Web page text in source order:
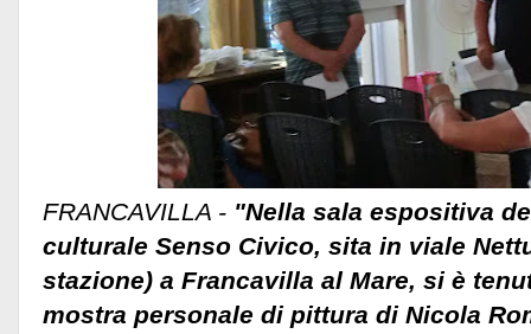
FRANCAVILLA - "Nella sala espositiva
culturale Senso Civico, sita in viale
stazione) a Francavilla al Mare, si è
mostra personale di pittura di Nicola